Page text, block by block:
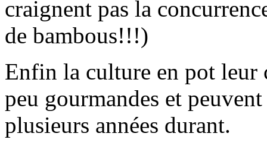
craignent pas la
de bambous!!!)
Enfin la culture en pot leur
peu gourmandes et
plusieurs années durant.